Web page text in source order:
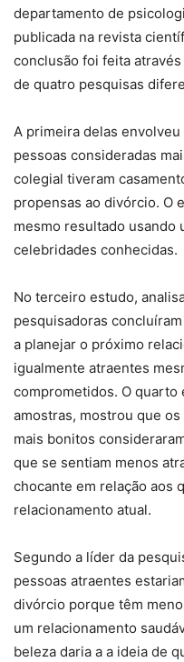
departamento de
publicada na revista
conclusão foi feita
de quatro pesquisas
A primeira delas
pessoas consideradas
colegial tiveram
propensas ao divórcio. O
mesmo resultado usando
celebridades conhecidas.
No terceiro estudo,
pesquisadoras
a planejar o próximo
igualmente atraentes
comprometidos. O quarto
amostras, mostrou que
mais bonitos
que se sentiam menos
chocante em relação aos
relacionamento atual.
Segundo a líder da
pessoas atraentes
divórcio porque têm
um relacionamento
beleza daria a a ideia de